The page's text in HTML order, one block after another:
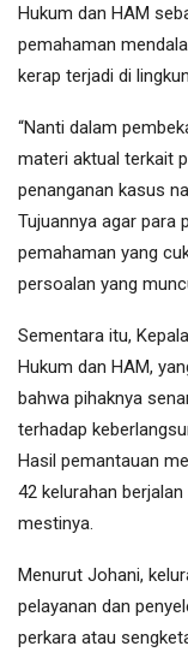
Hukum dan HAM
pemahaman
kerap terjadi di
“Nanti dalam
materi aktual terkait
penanganan kasus
Tujuannya agar para
pemahaman yang
persoalan yang
Sementara itu,
Hukum dan HAM,
bahwa pihaknya
terhadap
Hasil pemantauan
42 kelurahan
mestinya.
Menurut Johani,
pelayanan dan
perkara atau